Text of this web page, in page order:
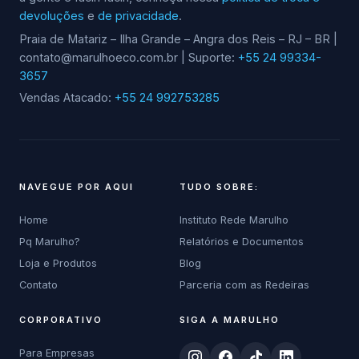
devoluções e de privacidade.
Praia de Matariz – Ilha Grande – Angra dos Reis – RJ – BR |
contato@marulhoeco.com.br | Suporte: +55 24 99334-
3657
Vendas Atacado: +55 24 992753285
NAVEGUE POR AQUI
Home
Pq Marulho?
Loja e Produtos
Contato
TUDO SOBRE:
Instituto Rede Marulho
Relatórios e Documentos
Blog
Parceria com as Redeiras
CORPORATIVO
Para Empresas
SIGA A MARULHO